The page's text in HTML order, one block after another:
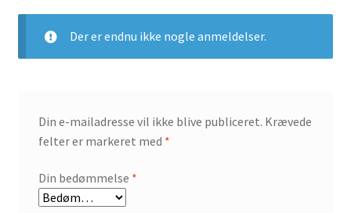
Der er endnu ikke nogle anmeldelser.
Din e-mailadresse vil ikke blive publiceret. Krævede
felter er markeret med *
Din bedømmelse *